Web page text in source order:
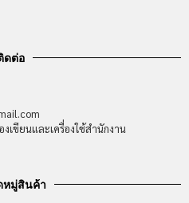
ดต่อ
งเขียนและเครื่องใช้สำนักงาน
หมู่สินค้า